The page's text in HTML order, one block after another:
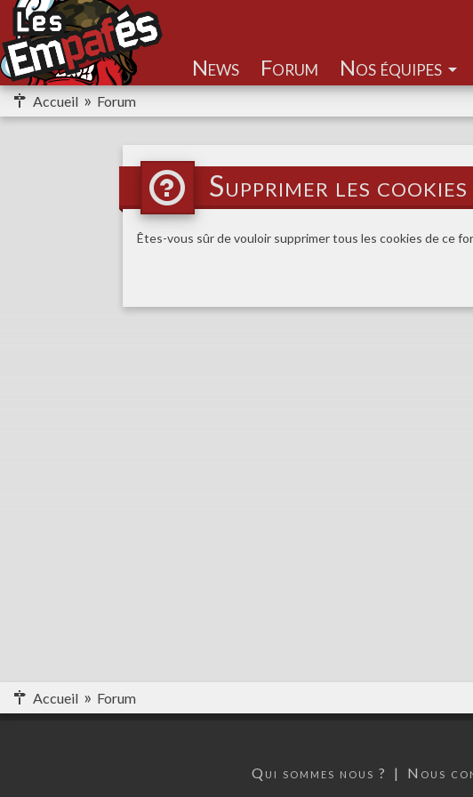
Nos équipes
Accueil Forum
Supprimer les cookies
Êtes-vous sûr de vouloir supprimer tous les cookies de ce
Accueil Forum
Qui sommes nous ? Nous